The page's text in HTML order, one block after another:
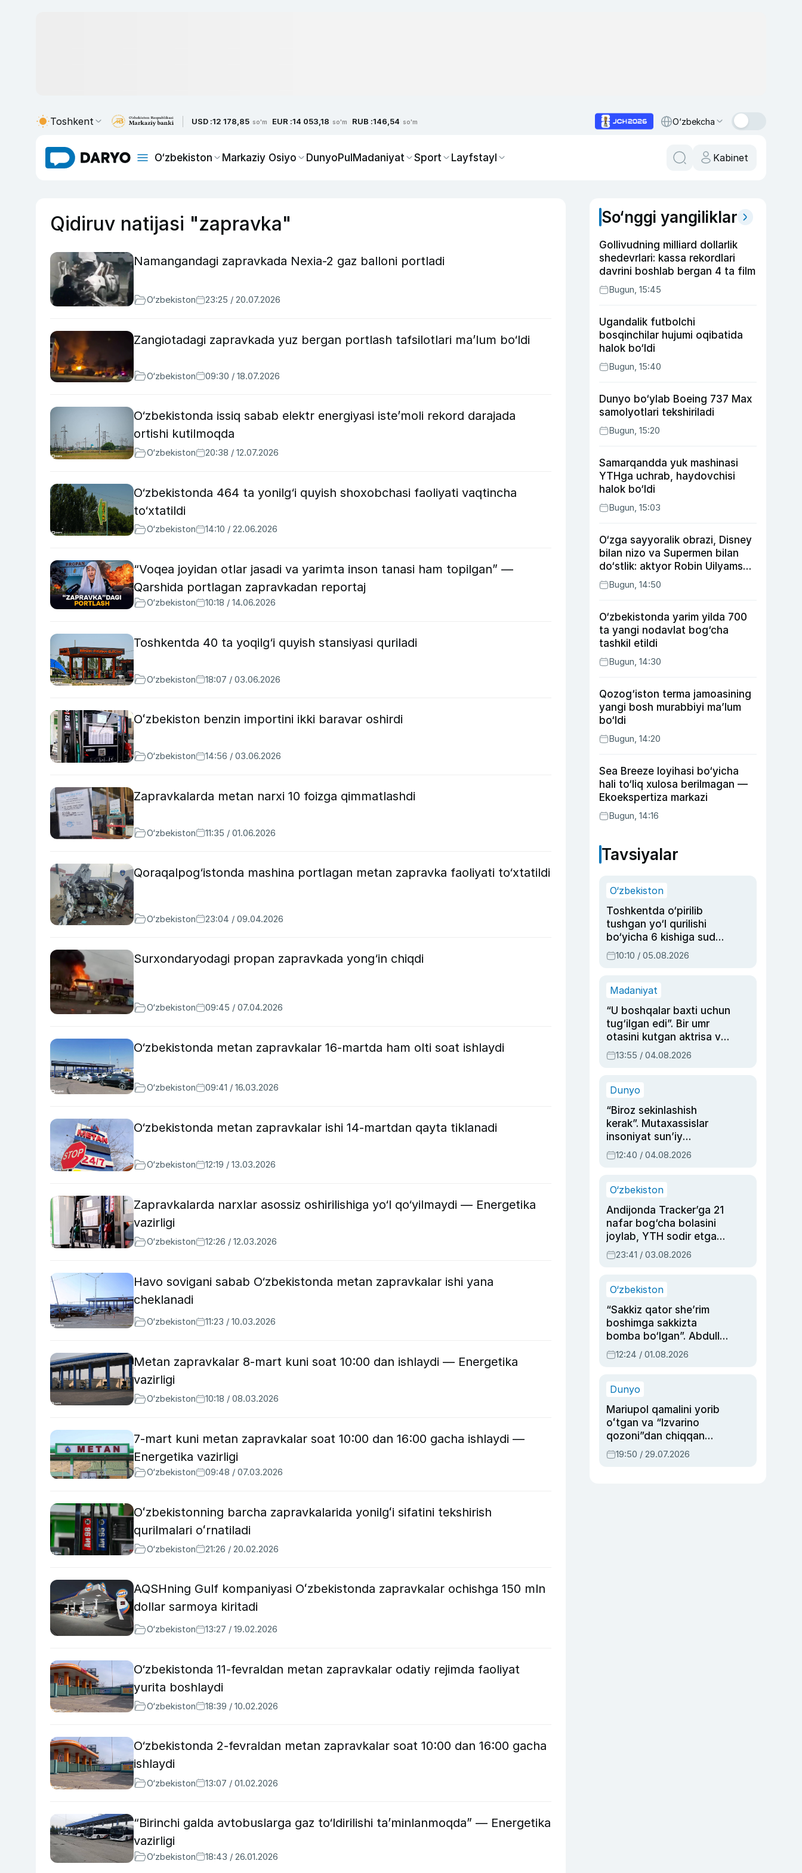
Toshkent USD :12 178,85 so'm EUR :14 053,18 so'm RUB :146,54 so'm O‘zbekcha
O‘zbekiston Markaziy Osiyo DunyoPulMadaniyat Sport Layfstayl Kabinet
Qidiruv natijasi "zapravka"
Namangandagi zapravkada Nexia-2 gaz balloni portladi
O‘zbekiston 23:25 / 20.07.2026
Zangiotadagi zapravkada yuz bergan portlash tafsilotlari ma’lum bo‘ldi
O‘zbekiston 09:30 / 18.07.2026
O‘zbekistonda issiq sabab elektr energiyasi iste’moli rekord darajada
ortishi kutilmoqda
O‘zbekiston 20:38 / 12.07.2026
O‘zbekistonda 464 ta yonilg‘i quyish shoxobchasi faoliyati vaqtincha
to‘xtatildi
O‘zbekiston 14:10 / 22.06.2026
“Voqea joyidan otlar jasadi va yarimta inson tanasi ham topilgan” —
Qarshida portlagan zapravkadan reportaj
O‘zbekiston 10:18 / 14.06.2026
Toshkentda 40 ta yoqilg‘i quyish stansiyasi quriladi
O‘zbekiston 18:07 / 03.06.2026
Oʻzbekiston benzin importini ikki baravar oshirdi
O‘zbekiston 14:56 / 03.06.2026
Zapravkalarda metan narxi 10 foizga qimmatlashdi
O‘zbekiston 11:35 / 01.06.2026
Qoraqalpog‘istonda mashina portlagan metan zapravka faoliyati to‘xtatildi
O‘zbekiston 23:04 / 09.04.2026
Surxondaryodagi propan zapravkada yong‘in chiqdi
O‘zbekiston 09:45 / 07.04.2026
O‘zbekistonda metan zapravkalar 16-martda ham olti soat ishlaydi
O‘zbekiston 09:41 / 16.03.2026
O‘zbekistonda metan zapravkalar ishi 14-martdan qayta tiklanadi
O‘zbekiston 12:19 / 13.03.2026
Zapravkalarda narxlar asossiz oshirilishiga yo‘l qo‘yilmaydi — Energetika
vazirligi
O‘zbekiston 12:26 / 12.03.2026
Havo sovigani sabab O‘zbekistonda metan zapravkalar ishi yana
cheklanadi
O‘zbekiston 11:23 / 10.03.2026
Metan zapravkalar 8-mart kuni soat 10:00 dan ishlaydi — Energetika
vazirligi
O‘zbekiston 10:18 / 08.03.2026
7-mart kuni metan zapravkalar soat 10:00 dan 16:00 gacha ishlaydi —
Energetika vazirligi
O‘zbekiston 09:48 / 07.03.2026
Oʻzbekistonning barcha zapravkalarida yonilgʻi sifatini tekshirish
qurilmalari oʻrnatiladi
O‘zbekiston 21:26 / 20.02.2026
AQSHning Gulf kompaniyasi Oʻzbekistonda zapravkalar ochishga 150 mln
dollar sarmoya kiritadi
O‘zbekiston 13:27 / 19.02.2026
O‘zbekistonda 11-fevraldan metan zapravkalar odatiy rejimda faoliyat
yurita boshlaydi
O‘zbekiston 18:39 / 10.02.2026
O‘zbekistonda 2-fevraldan metan zapravkalar soat 10:00 dan 16:00 gacha
ishlaydi
O‘zbekiston 13:07 / 01.02.2026
“Birinchi galda avtobuslarga gaz to‘ldirilishi ta’minlanmoqda” — Energetika
vazirligi
O‘zbekiston 18:43 / 26.01.2026
So‘nggi yangiliklar
Gollivudning milliard dollarlik
shedevrlari: kassa rekordlari
davrini boshlab bergan 4 ta film
Bugun, 15:45
Ugandalik futbolchi
bosqinchilar hujumi oqibatida
halok bo‘ldi
Bugun, 15:40
Dunyo bo‘ylab Boeing 737 Max
samolyotlari tekshiriladi
Bugun, 15:20
Samarqandda yuk mashinasi
YTHga uchrab, haydovchisi
halok bo‘ldi
Bugun, 15:03
O‘zga sayyoralik obrazi, Disney
bilan nizo va Supermen bilan
do‘stlik: aktyor Robin Uilyams
haqida ko‘pchilik bilmaydigan
faktlar
Bugun, 14:50
O‘zbekistonda yarim yilda 700
ta yangi nodavlat bog‘cha
tashkil etildi
Bugun, 14:30
Qozog‘iston terma jamoasining
yangi bosh murabbiyi ma’lum
bo‘ldi
Bugun, 14:20
Sea Breeze loyihasi bo‘yicha
hali to‘liq xulosa berilmagan —
Ekoekspertiza markazi
Bugun, 14:16
Tavsiyalar
O‘zbekiston
Toshkentda o‘pirilib
tushgan yo‘l qurilishi
bo‘yicha 6 kishiga sud
hukmi o‘qildi
10:10 / 05.08.2026
Madaniyat
“U boshqalar baxti uchun
tug‘ilgan edi”. Bir umr
otasini kutgan aktrisa va
dublyaj ustasi Rimma
Ahmedovaning
13:55 / 04.08.2026
Dunyo
“Biroz sekinlashish
kerak”. Mutaxassislar
insoniyat sun’iy
intellektni boshqara
olmay qolishidan xavotir
12:40 / 04.08.2026
O‘zbekiston
Andijonda Tracker’ga 21
nafar bog‘cha bolasini
joylab, YTH sodir etgan
ayolga sud hukmi o‘qildi
23:41 / 03.08.2026
O‘zbekiston
“Sakkiz qator she’rim
boshimga sakkizta
bomba bo‘lgan”. Abdulla
Oripovni siyosiy
ayblovlardan asrab
12:24 / 01.08.2026
Dunyo
Mariupol qamalini yorib
oʻtgan va “Izvarino
qozoni”dan chiqqan
qahramon — Ukraina
armiyasi bosh
19:50 / 29.07.2026